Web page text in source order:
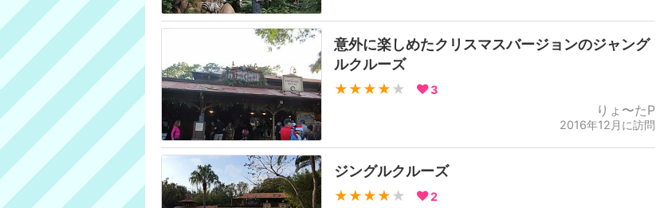
意外に楽しめたクリスマスバージョンのジャング
ルクルーズ
★★★★ ★ 3
りょ〜たP
2016年12月に訪問
ジングルクルーズ
★★★★ ★ 2